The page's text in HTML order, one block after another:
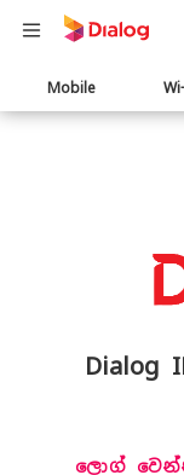
Main
Mobile
ලොග්